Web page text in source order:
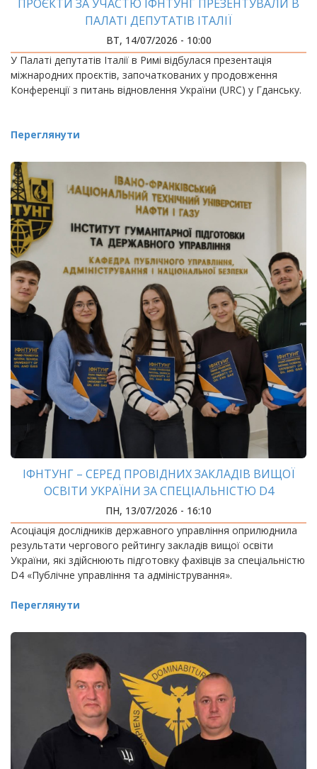
ПРОЄКТИ ЗА УЧАСТЮ ІФНТУНГ ПРЕЗЕНТУВАЛИ В
ПАЛАТІ ДЕПУТАТІВ ІТАЛІЇ
ВТ, 14/07/2026 - 10:00
У Палаті депутатів Італії в Римі відбулася презентація
міжнародних проєктів, започаткованих у продовження
Конференції з питань відновлення України (URC) у Гданську.
Переглянути
ІФНТУНГ – СЕРЕД ПРОВІДНИХ ЗАКЛАДІВ ВИЩОЇ
ОСВІТИ УКРАЇНИ ЗА СПЕЦІАЛЬНІСТЮ D4
«ПУБЛІЧНЕ УПРАВЛІННЯ ТА АДМІНІСТРУВАННЯ»
ПН, 13/07/2026 - 16:10
Асоціація дослідників державного управління оприлюднила
результати чергового рейтингу закладів вищої освіти
України, які здійснюють підготовку фахівців за спеціальністю
D4 «Публічне управління та адміністрування».
Переглянути